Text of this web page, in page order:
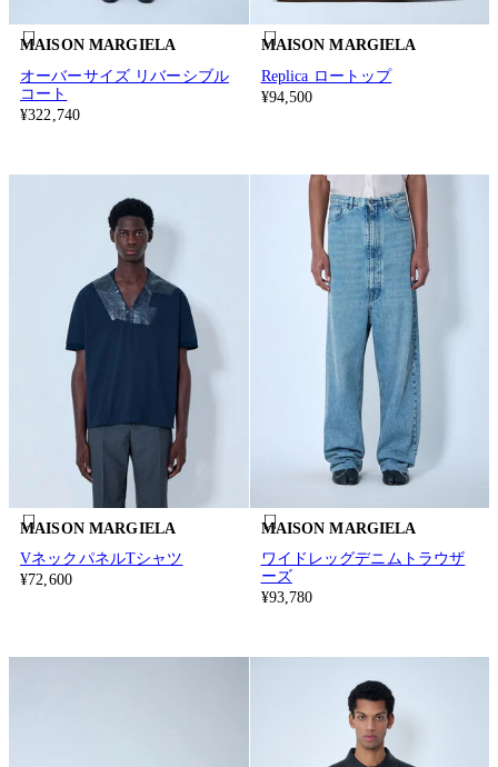
MAISON MARGIELA
オーバーサイズ リバーシブル
コート
¥322,740
MAISON MARGIELA
Replica ロートップ
¥94,500
MAISON MARGIELA
VネックパネルTシャツ
¥72,600
MAISON MARGIELA
ワイドレッグデニムトラウザ
ーズ
¥93,780